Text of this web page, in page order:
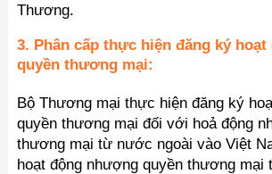
Thương.
3. Phân cấp thực hiện đăng ký
quyền thương mại:
Bộ Thương mại thực hiện đăng ký
quyền thương mại đối với hoả động
thương mại từ nước ngoài vào Việt
hoạt động nhượng quyền thương mại